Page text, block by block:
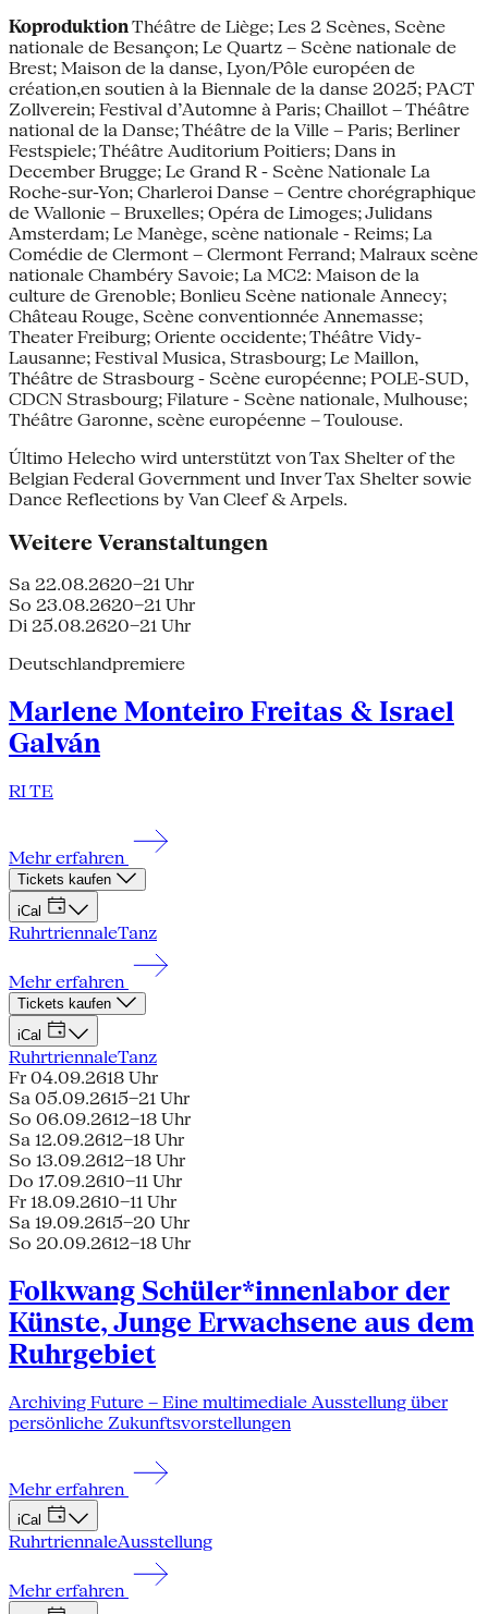
KoproduktionThéâtre de Liège; Les 2 Scènes, Scène
nationale de Besançon; Le Quartz – Scène nationale de
Brest; Maison de la danse, Lyon/Pôle européen de
création,en soutien à la Biennale de la danse 2025; PACT
Zollverein; Festival d’Automne à Paris; Chaillot – Théâtre
national de la Danse; Théâtre de la Ville – Paris; Berliner
Festspiele; Théâtre Auditorium Poitiers; Dans in
December Brugge; Le Grand R - Scène Nationale La
Roche-sur-Yon; Charleroi Danse – Centre chorégraphique
de Wallonie – Bruxelles; Opéra de Limoges; Julidans
Amsterdam; Le Manège, scène nationale - Reims; La
Comédie de Clermont – Clermont Ferrand; Malraux scène
nationale Chambéry Savoie; La MC2: Maison de la
culture de Grenoble; Bonlieu Scène nationale Annecy;
Château Rouge, Scène conventionnée Annemasse;
Theater Freiburg; Oriente occidente; Théâtre Vidy-
Lausanne; Festival Musica, Strasbourg; Le Maillon,
Théâtre de Strasbourg - Scène européenne; POLE-SUD,
CDCN Strasbourg; Filature - Scène nationale, Mulhouse;
Théâtre Garonne, scène européenne – Toulouse.
Último Helecho wird unterstützt von Tax Shelter of the
Belgian Federal Government und Inver Tax Shelter sowie
Dance Reflections by Van Cleef & Arpels.
Weitere Veranstaltungen
Sa 22.08.2620–21 Uhr
So 23.08.2620–21 Uhr
Di 25.08.2620–21 Uhr
Deutschlandpremiere
Marlene Monteiro Freitas & Israel
Galván
RI TE
Mehr erfahren
Tickets kaufen
iCal
RuhrtriennaleTanz
Mehr erfahren
Tickets kaufen
iCal
RuhrtriennaleTanz
Fr 04.09.2618 Uhr
Sa 05.09.2615–21 Uhr
So 06.09.2612–18 Uhr
Sa 12.09.2612–18 Uhr
So 13.09.2612–18 Uhr
Do 17.09.2610–11 Uhr
Fr 18.09.2610–11 Uhr
Sa 19.09.2615–20 Uhr
So 20.09.2612–18 Uhr
Folkwang Schüler*innenlabor der
Künste, Junge Erwachsene aus dem
Ruhrgebiet
Archiving Future – Eine multimediale Ausstellung über
persönliche Zukunftsvorstellungen
Mehr erfahren
iCal
RuhrtriennaleAusstellung
Mehr erfahren